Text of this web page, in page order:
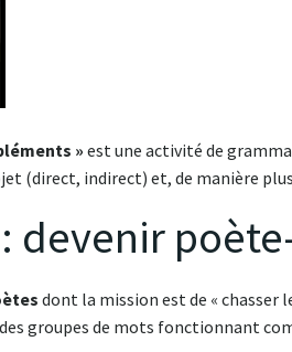
» est une activité de
(direct, indirect) et, de manière
devenir
dont la mission est de « chasser
groupes de mots fonctionnant